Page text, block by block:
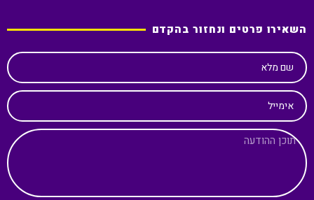
השאירו פרטים ונחזור בהקדם
שם מלא
אימייל